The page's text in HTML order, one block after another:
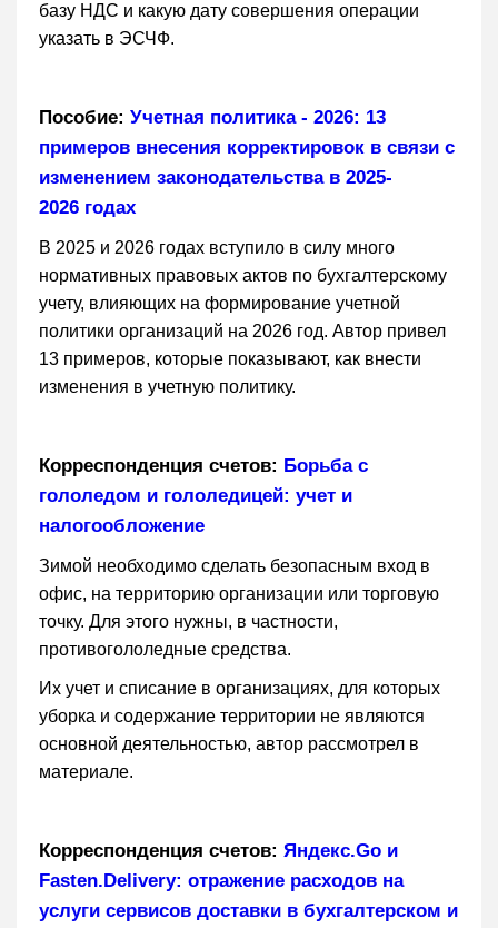
базу НДС и какую дату совершения операции
указать в ЭСЧФ.
Пособие: Учетная политика - 2026: 13
примеров внесения корректировок в связи с
изменением законодательства в 2025-
2026 годах
В 2025 и 2026 годах вступило в силу много
нормативных правовых актов по бухгалтерскому
учету, влияющих на формирование учетной
политики организаций на 2026 год. Автор привел
13 примеров, которые показывают, как внести
изменения в учетную политику.
Корреспонденция счетов: Борьба с
гололедом и гололедицей: учет и
налогообложение
Зимой необходимо сделать безопасным вход в
офис, на территорию организации или торговую
точку. Для этого нужны, в частности,
противогололедные средства.
Их учет и списание в организациях, для которых
уборка и содержание территории не являются
основной деятельностью, автор рассмотрел в
материале.
Корреспонденция счетов: Яндекс.Go и
Fasten.Delivery: отражение расходов на
услуги сервисов доставки в бухгалтерском и